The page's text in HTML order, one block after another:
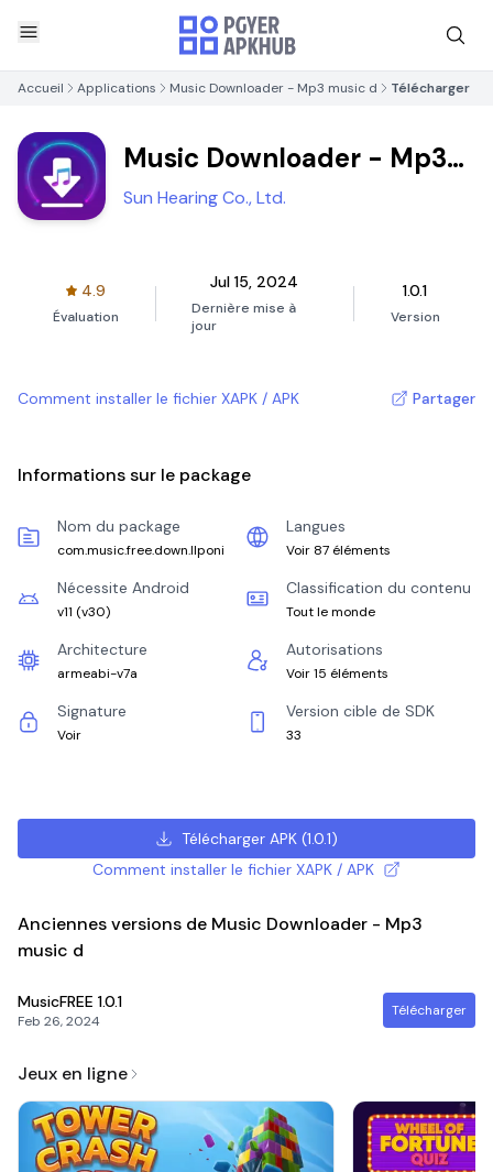
Accueil Applications Music Downloader - Mp3 music d Télécharger
Music Downloader - Mp3
music d
Sun Hearing Co., Ltd.
4.9
Évaluation
Jul 15, 2024
Dernière mise à
jour
1.0.1
Version
Comment installer le fichier XAPK / APK Partager
Informations sur le package
Nom du package
com.music.free.down.llponi
Langues
Voir 87 éléments
Nécessite Android
v11 (v30)
Classification du contenu
Tout le monde
Architecture
armeabi-v7a
Autorisations
Voir 15 éléments
Signature
Voir
Version cible de SDK
33
Télécharger APK(1.0.1)
Comment installer le fichier XAPK / APK
Anciennes versions de Music Downloader - Mp3
music d
MusicFREE 1.0.1
Feb 26, 2024
Télécharger
Jeux en ligne